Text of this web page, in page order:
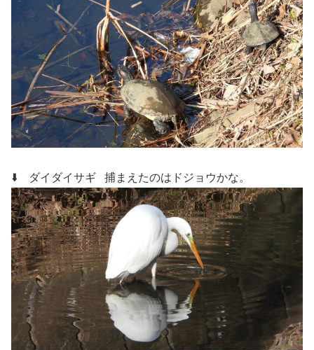
⬇️ ダイダイサギ 捕まえたのはドジョウかな。